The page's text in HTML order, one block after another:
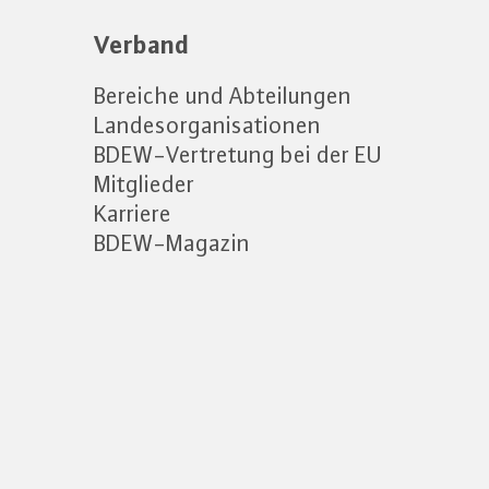
Verband
Bereiche und Abteilungen
Landesorganisationen
BDEW-Vertretung bei der EU
Mitglieder
Karriere
BDEW-Magazin